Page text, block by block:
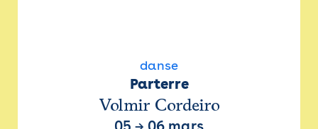
danse
Parterre
Volmir Cordeiro